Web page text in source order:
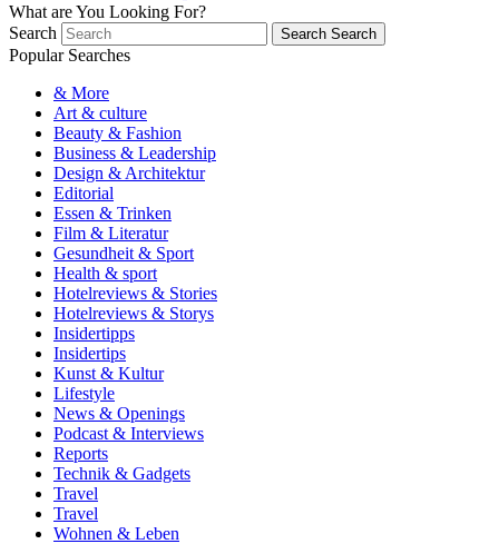
What are You Looking For?
Search
Search Search
Popular Searches
& More
Art & culture
Beauty & Fashion
Business & Leadership
Design & Architektur
Editorial
Essen & Trinken
Film & Literatur
Gesundheit & Sport
Health & sport
Hotelreviews & Stories
Hotelreviews & Storys
Insidertipps
Insidertips
Kunst & Kultur
Lifestyle
News & Openings
Podcast & Interviews
Reports
Technik & Gadgets
Travel
Travel
Wohnen & Leben